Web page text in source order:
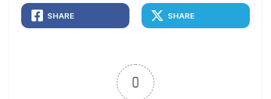
SHARE SHARE
0